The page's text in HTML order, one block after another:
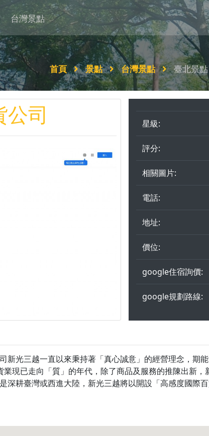
台灣景點
首頁 景點 台灣景點 臺北景點
司 星級:
評分:
相關圖片:
電話:
地址:
價位:
google住宿詢價:
google規劃路線:
新光三越一直以來秉持著「真心誠意」的經營理念，期
現已走向「質」的年代，除了商品及服務的推陳出新
深耕臺灣或西進大陸，新光三越將以開設「高感度國際